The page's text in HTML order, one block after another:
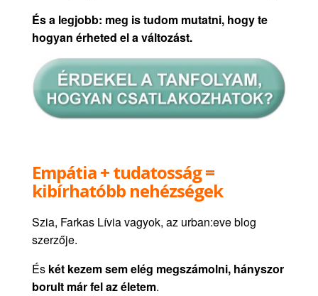
És a legjobb: meg is tudom mutatni, hogy te
hogyan érheted el a változást.
Empátia + tudatosság =
kibírhatóbb nehézségek
Szia, Farkas Lívia vagyok, az urban:eve blog
szerzője.
És két kezem sem elég megszámolni, hányszor
borult már fel az életem.